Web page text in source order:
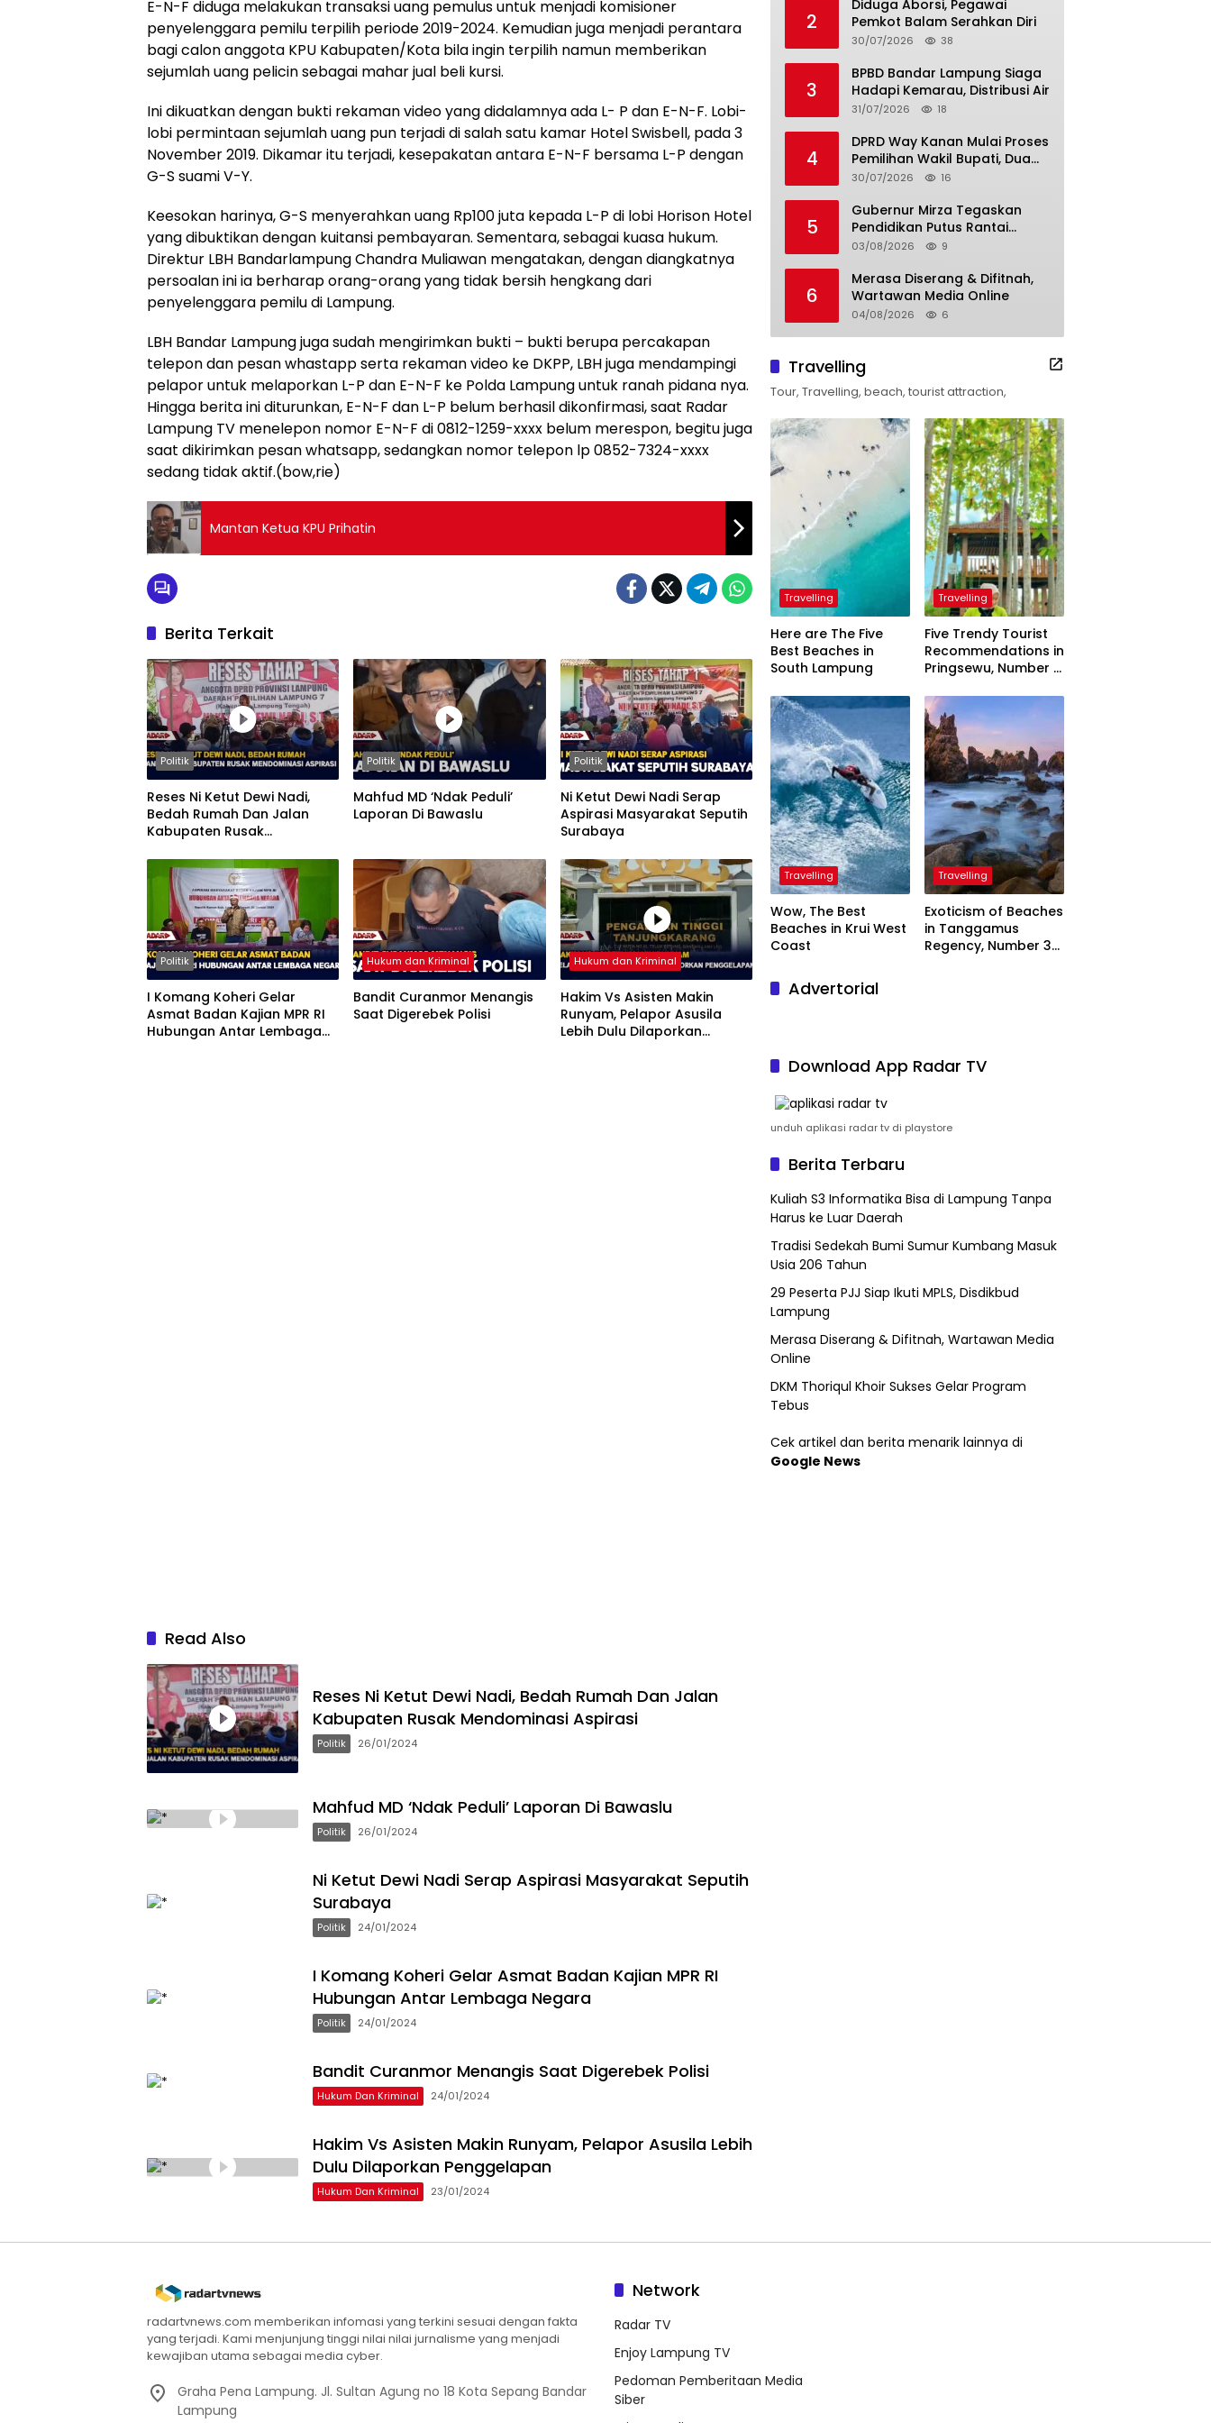
E-N-F diduga melakukan transaksi uang pemulus untuk menjadi komisioner
penyelenggara pemilu terpilih periode 2019-2024. Kemudian juga menjadi perantara
bagi calon anggota KPU Kabupaten/Kota bila ingin terpilih namun memberikan
sejumlah uang pelicin sebagai mahar jual beli kursi.
Ini dikuatkan dengan bukti rekaman video yang didalamnya ada L- P dan E-N-F. Lobi-
lobi permintaan sejumlah uang pun terjadi di salah satu kamar Hotel Swisbell, pada 3
November 2019. Dikamar itu terjadi, kesepakatan antara E-N-F bersama L-P dengan
G-S suami V-Y.
Keesokan harinya, G-S menyerahkan uang Rp100 juta kepada L-P di lobi Horison Hotel
yang dibuktikan dengan kuitansi pembayaran. Sementara, sebagai kuasa hukum.
Direktur LBH Bandarlampung Chandra Muliawan mengatakan, dengan diangkatnya
persoalan ini ia berharap orang-orang yang tidak bersih hengkang dari
penyelenggara pemilu di Lampung.
LBH Bandar Lampung juga sudah mengirimkan bukti – bukti berupa percakapan
telepon dan pesan whastapp serta rekaman video ke DKPP, LBH juga mendampingi
pelapor untuk melaporkan L-P dan E-N-F ke Polda Lampung untuk ranah pidana nya.
Hingga berita ini diturunkan, E-N-F dan L-P belum berhasil dikonfirmasi, saat Radar
Lampung TV menelepon nomor E-N-F di 0812-1259-xxxx belum merespon, begitu juga
saat dikirimkan pesan whatsapp, sedangkan nomor telepon lp 0852-7324-xxxx
sedang tidak aktif.(bow,rie)
Mantan Ketua KPU Prihatin
Berita Terkait
Politik
Reses Ni Ketut Dewi Nadi,
Bedah Rumah Dan Jalan
Kabupaten Rusak
Politik
Mahfud MD ‘Ndak Peduli’
Laporan Di Bawaslu
Politik
Ni Ketut Dewi Nadi Serap
Aspirasi Masyarakat Seputih
Surabaya
Politik
I Komang Koheri Gelar
Asmat Badan Kajian MPR RI
Hubungan Antar Lembaga
Hukum dan Kriminal
Bandit Curanmor Menangis
Saat Digerebek Polisi
Hukum dan Kriminal
Hakim Vs Asisten Makin
Runyam, Pelapor Asusila
Lebih Dulu Dilaporkan
Read Also
Reses Ni Ketut Dewi Nadi, Bedah Rumah Dan Jalan
Kabupaten Rusak Mendominasi Aspirasi
Politik 26/01/2024
Mahfud MD ‘Ndak Peduli’ Laporan Di Bawaslu
Politik 26/01/2024
Ni Ketut Dewi Nadi Serap Aspirasi Masyarakat Seputih
Surabaya
Politik 24/01/2024
I Komang Koheri Gelar Asmat Badan Kajian MPR RI
Hubungan Antar Lembaga Negara
Politik 24/01/2024
Bandit Curanmor Menangis Saat Digerebek Polisi
Hukum Dan Kriminal 24/01/2024
Hakim Vs Asisten Makin Runyam, Pelapor Asusila Lebih
Dulu Dilaporkan Penggelapan
Hukum Dan Kriminal 23/01/2024
2
Diduga Aborsi, Pegawai
Pemkot Balam Serahkan Diri
30/07/2026 38
3
BPBD Bandar Lampung Siaga
Hadapi Kemarau, Distribusi Air
31/07/2026 18
4
DPRD Way Kanan Mulai Proses
Pemilihan Wakil Bupati, Dua
Nama Resmi Bersaing
30/07/2026 16
5
Gubernur Mirza Tegaskan
Pendidikan Putus Rantai
Kemiskinan
03/08/2026 9
6
Merasa Diserang & Difitnah,
Wartawan Media Online
04/08/2026 6
Travelling
Tour, Travelling, beach, tourist attraction,
Travelling
Here are The Five
Best Beaches in
South Lampung
Travelling
Five Trendy Tourist
Recommendations in
Pringsewu, Number 3
President
Travelling
Wow, The Best
Beaches in Krui West
Coast
Travelling
Exoticism of Beaches
in Tanggamus
Regency, Number 3
Advertorial
Download App Radar TV
unduh aplikasi radar tv di playstore
Berita Terbaru
Kuliah S3 Informatika Bisa di Lampung Tanpa
Harus ke Luar Daerah
Tradisi Sedekah Bumi Sumur Kumbang Masuk
Usia 206 Tahun
29 Peserta PJJ Siap Ikuti MPLS, Disdikbud
Lampung
Merasa Diserang & Difitnah, Wartawan Media
Online
DKM Thoriqul Khoir Sukses Gelar Program
Tebus
Cek artikel dan berita menarik lainnya di
Google News
radartvnews.com memberikan infomasi yang terkini sesuai dengan fakta
yang terjadi. Kami menjunjung tinggi nilai nilai jurnalisme yang menjadi
kewajiban utama sebagai media cyber.
Graha Pena Lampung. Jl. Sultan Agung no 18 Kota Sepang Bandar
Lampung
Network
Radar TV
Enjoy Lampung TV
Pedoman Pemberitaan Media
Siber